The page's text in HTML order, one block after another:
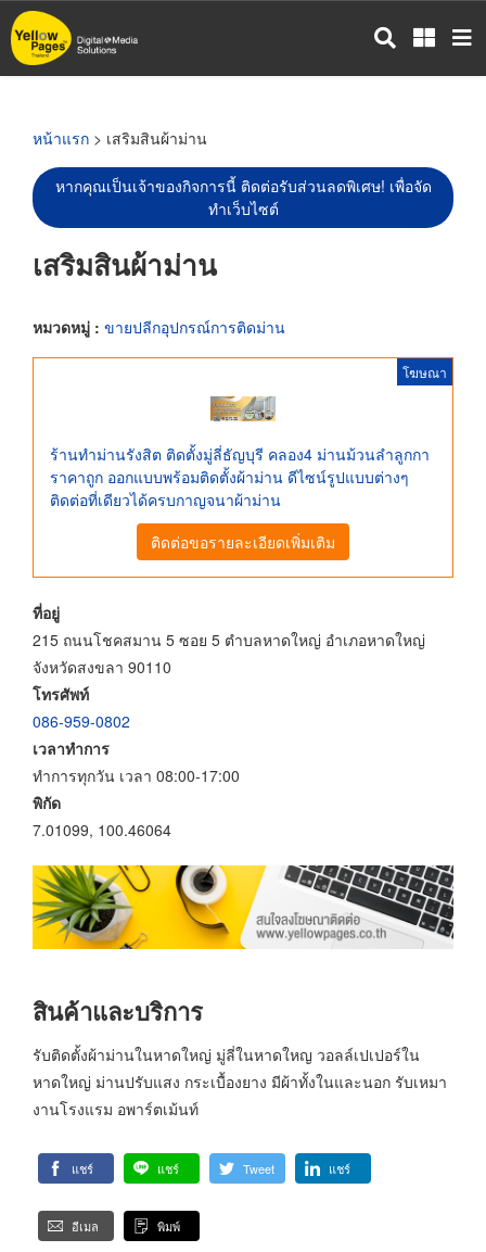
ข้าม
ไป
หน้าแรก > เสริมสินผ้าม่าน
หากคุณเป็นเจ้าของกิจการนี้ ติดต่อรับส่วนลดพิเศษ! เพื่อจัด
ทำเว็บไซต์
เสริมสินผ้าม่าน
หมวดหมู่ : ขายปลีกอุปกรณ์การติดม่าน
โฆษณา
ร้านทำม่านรังสิต ติดตั้งมู่ลี่ธัญบุรี คลอง4 ม่านม้วนลำลูกกา
ราคาถูก ออกแบบพร้อมติดตั้งผ้าม่าน ดีไซน์รูปแบบต่างๆ
ติดต่อที่เดียวได้ครบกาญจนาผ้าม่าน
ติดต่อขอรายละเอียดเพิ่มเติม
ที่อยู่
215 ถนนโชคสมาน 5 ซอย 5 ตำบลหาดใหญ่ อำเภอหาดใหญ่
จังหวัดสงขลา 90110
โทรศัพท์
086-959-0802
เวลาทำการ
ทำการทุกวัน เวลา 08:00-17:00
พิกัด
7.01099, 100.46064
สินค้าและบริการ
รับติดตั้งผ้าม่านในหาดใหญ่ มู่ลี่ในหาดใหญ วอลล์เปเปอร์ใน
หาดใหญ่ ม่านปรับแสง กระเบื้องยาง มีผ้าทั้งในและนอก รับเหมา
งานโรงแรม อพาร์ตเม้นท์
แชร์ แชร์ Tweet แชร์
อีเมล พิมพ์